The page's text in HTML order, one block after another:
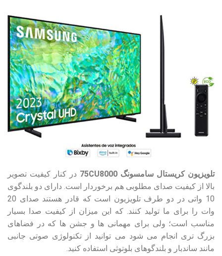
تلویزیون کریستال سامسونگ 75CU8000
در کنار کیفیت تصویر
بالا از کیفیت صدای مطلوبی هم برخوردار است. دارای دو بلندگوی
10 واتی در دو طرف تلویزیون است که قادر هستند صدای 20
وات را برای ما تولید کنند. که این میزان از کیفیت صدا بسیار
مناسب است؛ ولی برای مهمانی ها و جشن ها که در فضاهای
بزرگ تری انجام می شود می توانید از تکنولوژی صوتی جانبی
مانند ساندبار و بلندگوهای بلوتوثی استفاده کنید.